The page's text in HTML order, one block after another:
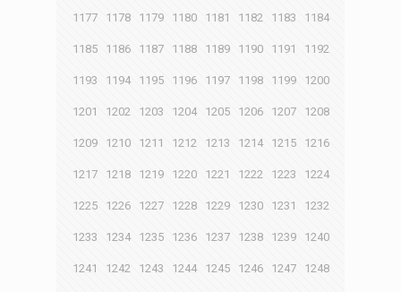
1177 1178 1179 1180 1181 1182 1183 1184
1185 1186 1187 1188 1189 1190 1191 1192
1193 1194 1195 1196 1197 1198 1199 1200
1201 1202 1203 1204 1205 1206 1207 1208
1209 1210 1211 1212 1213 1214 1215 1216
1217 1218 1219 1220 1221 1222 1223 1224
1225 1226 1227 1228 1229 1230 1231 1232
1233 1234 1235 1236 1237 1238 1239 1240
1241 1242 1243 1244 1245 1246 1247 1248